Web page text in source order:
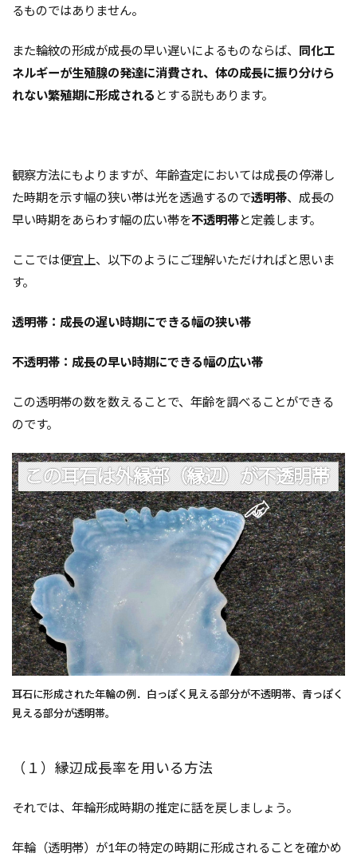
るものではありません。
また輪紋の形成が成長の早い遅いによるものならば、 同化エ
ネルギーが生殖腺の発達に消費され、体の成長に振り分けら
れない繁殖期に形成される とする説もあります。
観察方法にもよりますが、年齢査定においては成長の停滞し
た時期を示す幅の狭い帯は光を透過するので透明帯、成長の
早い時期をあらわす幅の広い帯を不透明帯と定義します。
ここでは便宜上、以下のようにご理解いただければと思いま
す。
透明帯：成長の遅い時期にできる幅の狭い帯
不透明帯：成長の早い時期にできる幅の広い帯
この透明帯の数を数えることで、年齢を調べることができる
のです。
耳石に形成された年輪の例．白っぽく見える部分が不透明帯、青っぽく
見える部分が透明帯。
（１）縁辺成長率を用いる方法
それでは、年輪形成時期の推定に話を戻しましょう。
年輪（透明帯）が1年の特定の時期に形成されることを確かめ